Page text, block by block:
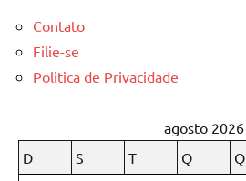
Contato
Filie-se
Politica de Privacidade
agosto 2026
D
S T Q Q